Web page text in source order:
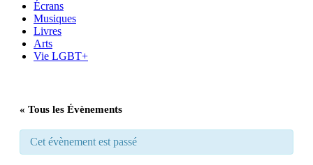
Écrans
Musiques
Livres
Arts
Vie LGBT+
« Tous les Évènements
Cet évènement est passé